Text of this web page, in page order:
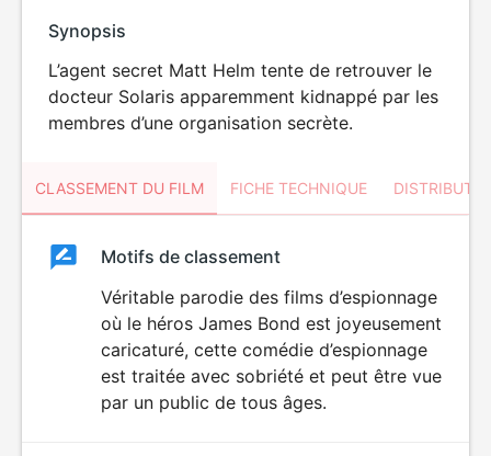
Synopsis
L’agent secret Matt Helm tente de retrouver le
docteur Solaris apparemment kidnappé par les
membres d’une organisation secrète.
CLASSEMENT DU FILM FICHE TECHNIQUE
ClassementClassement
Motifs de classement
Véritable parodie des films d’espionnage
où le héros James Bond est joyeusement
caricaturé, cette comédie d’espionnage
est traitée avec sobriété et peut être vue
par un public de tous âges.